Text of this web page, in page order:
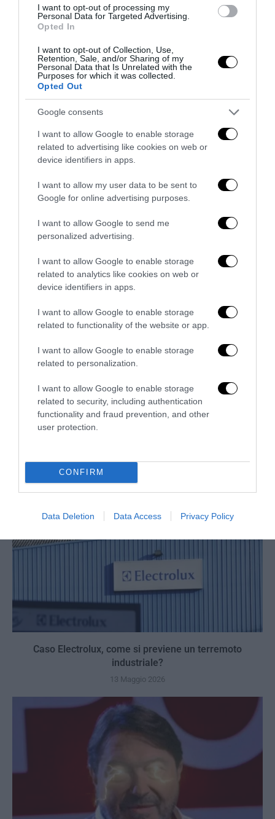
I want to opt-out of processing my
Personal Data for Targeted Advertising.
Opted In
I want to opt-out of Collection, Use,
Retention, Sale, and/or Sharing of my
Personal Data that Is Unrelated with the
Purposes for which it was collected.
Opted Out
Google consents
I want to allow Google to enable storage
related to advertising like cookies on web or
device identifiers in apps.
I want to allow my user data to be sent to
Google for online advertising purposes.
I want to allow Google to send me
personalized advertising.
I want to allow Google to enable storage
related to analytics like cookies on web or
device identifiers in apps.
I want to allow Google to enable storage
related to functionality of the website or app.
I want to allow Google to enable storage
related to personalization.
I want to allow Google to enable storage
related to security, including authentication
functionality and fraud prevention, and other
user protection.
CONFIRM
Data Deletion Data Access Privacy Policy
Il grande inganno dell’immigrazione: l’Italia ha bisogno
di più idee, non di più braccia
Dall’affitto alla proprietà: la sfida che il Piano Casa non
Caso Electrolux, come si previene un terremoto
industriale?
13 Maggio 2026